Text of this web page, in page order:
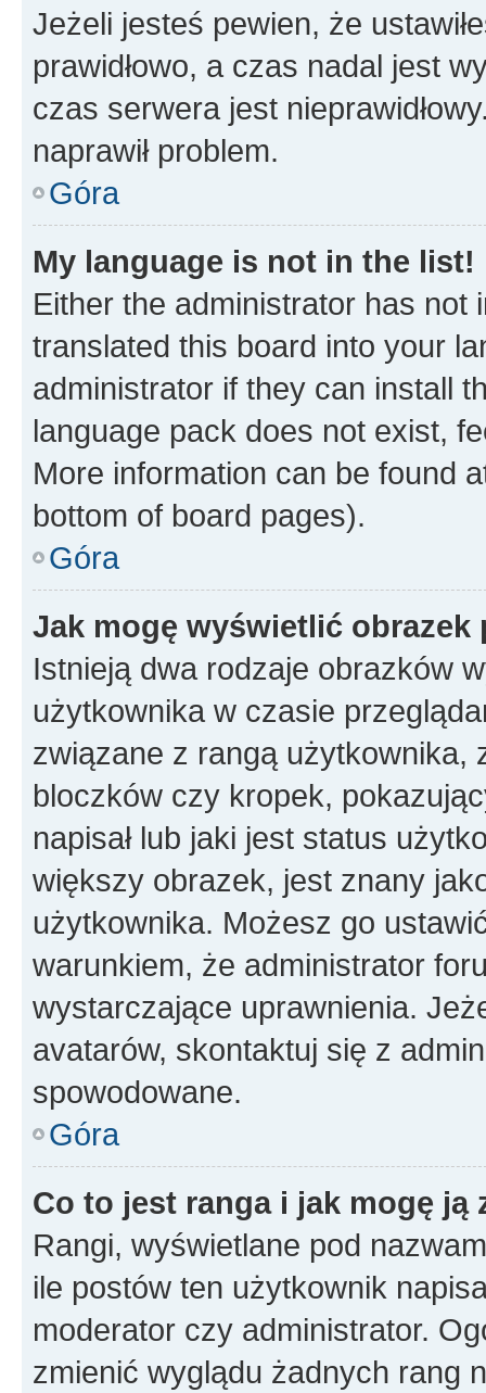
Jeżeli jesteś pewien, że
prawidłowo, a czas nadal jest
czas serwera jest
naprawił problem.
Góra
My language is not in the list!
Either the administrator has not
translated this board into your
administrator if they can install
language pack does not exist,
More information can be found
bottom of board pages).
Góra
Jak mogę wyświetlić
Istnieją dwa rodzaje obrazków
użytkownika w czasie
związane z rangą użytkownika,
bloczków czy kropek,
napisał lub jaki jest status
większy obrazek, jest znany
użytkownika. Możesz go
warunkiem, że administrator
wystarczające uprawnienia.
avatarów, skontaktuj się z
spowodowane.
Góra
Co to jest ranga i jak mogę ją
Rangi, wyświetlane pod
ile postów ten użytkownik
moderator czy administrator.
zmienić wyglądu żadnych rang